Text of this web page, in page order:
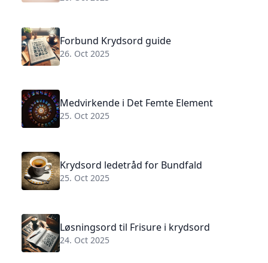
Forbund Krydsord guide
26. Oct 2025
Medvirkende i Det Femte Element
25. Oct 2025
Krydsord ledetråd for Bundfald
25. Oct 2025
Løsningsord til Frisure i krydsord
24. Oct 2025